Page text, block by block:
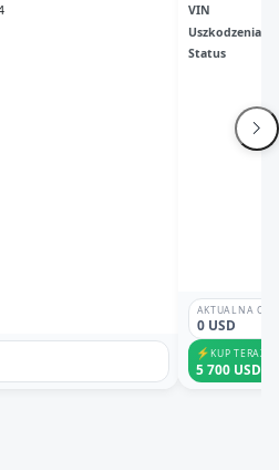
VIN
Uszkodzenia
Status
AKTUALNA
0 USD
⚡KUP TERAZ
5 700 USD